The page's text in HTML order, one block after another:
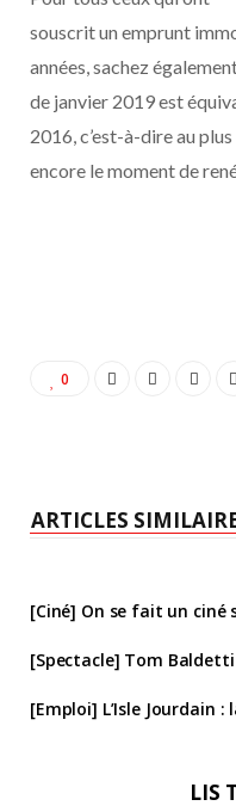
souscrit un emprunt
années, sachez
de janvier 2019 est
2016, c’est-à-dire au
encore le moment de
0
ARTICLES
[Ciné] On se fait un ciné
[Spectacle] Tom
[Emploi] L’Isle Jourdain
LIS